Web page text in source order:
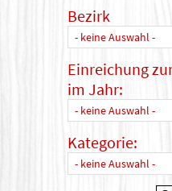
Bezirk
- keine Auswahl -
Einreichung
im Jahr:
- keine Auswahl -
Kategorie:
- keine Auswahl -